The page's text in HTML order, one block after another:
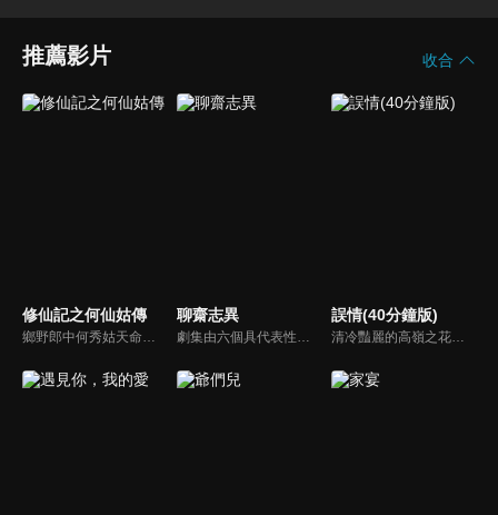
推薦影片 收合
修仙記之何仙姑傳 聊齋志異 誤情(40分鐘版)
清冷豔麗的高嶺之花江時淺在遭受霸淩、暴力等一系列事件後，華麗蛻變逆襲歸來，用一場精心策劃強勢開啟自己的復仇之路，最終收穫內心救贖與愛情的故事。